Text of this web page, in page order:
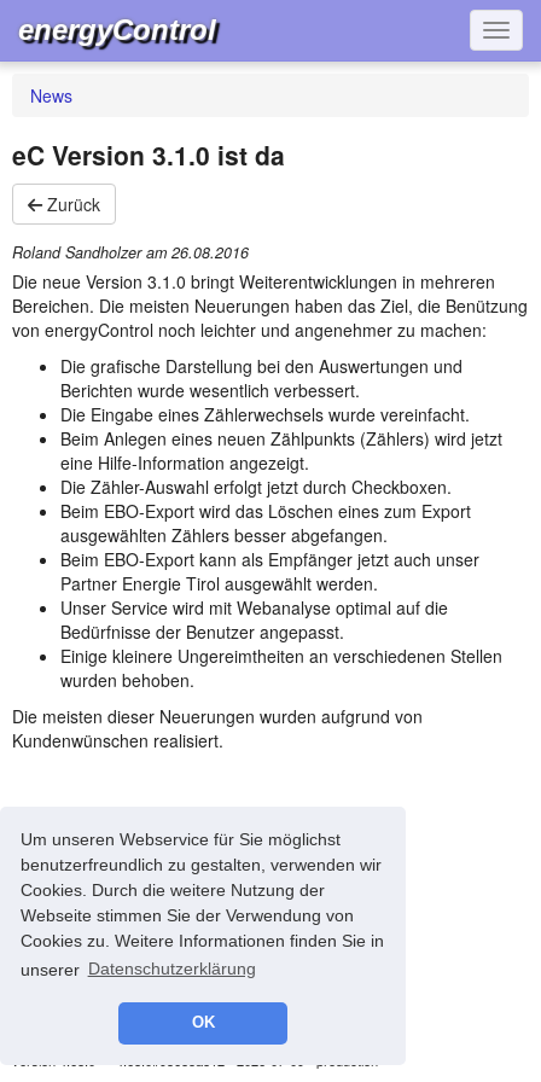
Um unseren Webservice für Sie möglichst
benutzerfreundlich zu gestalten, verwenden wir
Cookies. Durch die weitere Nutzung der
Webseite stimmen Sie der Verwendung von
Cookies zu. Weitere Informationen finden Sie in
unserer Datenschutzerklärung
OK
energyControl
News
eC Version 3.1.0 ist da
Zurück
Roland Sandholzer am 26.08.2016
Die neue Version 3.1.0 bringt Weiterentwicklungen in mehreren
Bereichen. Die meisten Neuerungen haben das Ziel, die Benützung
von energyControl noch leichter und angenehmer zu machen:
Die grafische Darstellung bei den Auswertungen und
Berichten wurde wesentlich verbessert.
Die Eingabe eines Zählerwechsels wurde vereinfacht.
Beim Anlegen eines neuen Zählpunkts (Zählers) wird jetzt
eine Hilfe-Information angezeigt.
Die Zähler-Auswahl erfolgt jetzt durch Checkboxen.
Beim EBO-Export wird das Löschen eines zum Export
ausgewählten Zählers besser abgefangen.
Beim EBO-Export kann als Empfänger jetzt auch unser
Partner Energie Tirol ausgewählt werden.
Unser Service wird mit Webanalyse optimal auf die
Bedürfnisse der Benutzer angepasst.
Einige kleinere Ungereimtheiten an verschiedenen Stellen
wurden behoben.
Die meisten dieser Neuerungen wurden aufgrund von
Kundenwünschen realisiert.
© 2008-2026 energyControl -Impressum-Datenschutz